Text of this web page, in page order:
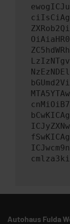
Autohaus Fulda